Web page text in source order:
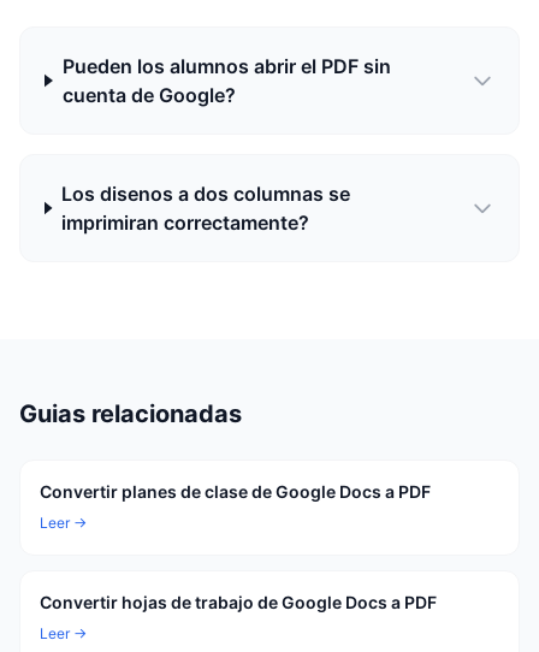
Pueden los alumnos abrir el PDF sin
cuenta de Google?
Los disenos a dos columnas se
imprimiran correctamente?
Guias relacionadas
Convertir planes de clase de Google Docs a PDF
Leer →
Convertir hojas de trabajo de Google Docs a PDF
Leer →